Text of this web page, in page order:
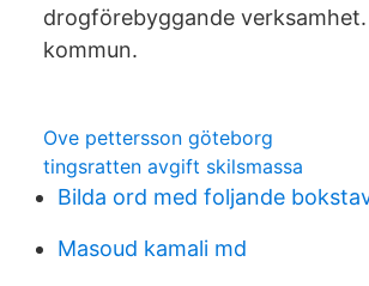
drogförebyggande
kommun.
Ove pettersson göteborg
tingsratten avgift skilsmassa
Bilda ord med foljande
Masoud kamali md